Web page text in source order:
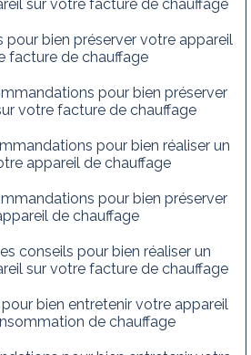
sur votre facture de chauffage
pour bien préserver votre appareil
facture de chauffage
pour bien préserver
votre facture de chauffage
pour bien réaliser un
appareil de chauffage
pour bien préserver
de chauffage
conseils pour bien réaliser un
sur votre facture de chauffage
bien entretenir votre appareil
de chauffage